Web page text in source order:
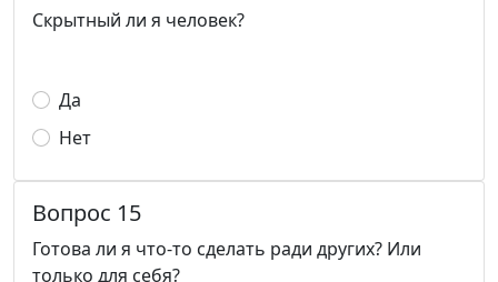
Скрытный ли я человек?
Да
Нет
Вопрос 15
Готова ли я что-то сделать ради других? Или
только для себя?